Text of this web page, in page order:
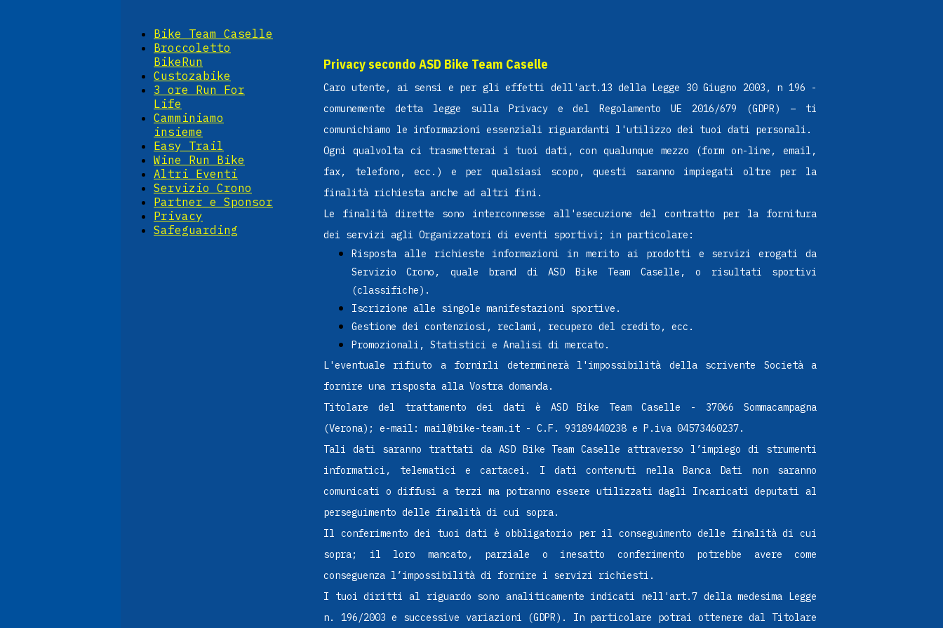
Bike Team Caselle
Broccoletto
BikeRun
Custozabike
3 ore Run For
Life
Camminiamo
insieme
Easy Trail
Wine Run Bike
Altri Eventi
Servizio Crono
Partner e Sponsor
Privacy
Safeguarding
Privacy secondo ASD Bike Team Caselle
Caro utente, ai sensi e per gli effetti dell'art.13 della Legge 30 Giugno 2003, n 196 -
comunemente detta legge sulla Privacy e del Regolamento UE 2016/679 (GDPR) – ti
comunichiamo le informazioni essenziali riguardanti l'utilizzo dei tuoi dati personali.
Ogni qualvolta ci trasmetterai i tuoi dati, con qualunque mezzo (form on-line, email,
fax, telefono, ecc.) e per qualsiasi scopo, questi saranno impiegati oltre per la
finalità richiesta anche ad altri fini.
Le finalità dirette sono interconnesse all'esecuzione del contratto per la fornitura
dei servizi agli Organizzatori di eventi sportivi; in particolare:
Risposta alle richieste informazioni in merito ai prodotti e servizi erogati da
Servizio Crono, quale brand di ASD Bike Team Caselle, o risultati sportivi
(classifiche).
Iscrizione alle singole manifestazioni sportive.
Gestione dei contenziosi, reclami, recupero del credito, ecc.
Promozionali, Statistici e Analisi di mercato.
L'eventuale rifiuto a fornirli determinerà l'impossibilità della scrivente Società a
fornire una risposta alla Vostra domanda.
Titolare del trattamento dei dati è ASD Bike Team Caselle - 37066 Sommacampagna
(Verona); e-mail: mail@bike-team.it - C.F. 93189440238 e P.iva 04573460237.
Tali dati saranno trattati da ASD Bike Team Caselle attraverso l’impiego di strumenti
informatici, telematici e cartacei. I dati contenuti nella Banca Dati non saranno
comunicati o diffusi a terzi ma potranno essere utilizzati dagli Incaricati deputati al
perseguimento delle finalità di cui sopra.
Il conferimento dei tuoi dati è obbligatorio per il conseguimento delle finalità di cui
sopra; il loro mancato, parziale o inesatto conferimento potrebbe avere come
conseguenza l’impossibilità di fornire i servizi richiesti.
I tuoi diritti al riguardo sono analiticamente indicati nell'art.7 della medesima Legge
n. 196/2003 e successive variazioni (GDPR). In particolare potrai ottenere dal Titolare